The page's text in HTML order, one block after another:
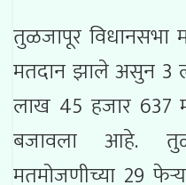
तुळजापूर
मतदान झाले असुन 3
लाख 45 हजार 637
बजावला आहे.
मतमोजणीच्या 29